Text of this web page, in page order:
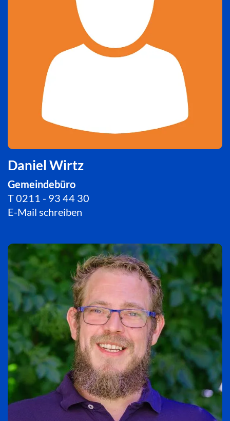
Daniel Wirtz
Gemeindebüro
T0211 - 93 44 30
E-Mail schreiben